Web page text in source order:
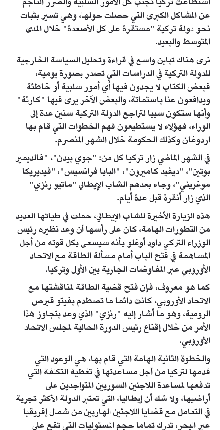
استطاعت تركيا تجنب كل الأمور السلبية والضرر الناجم
عن المشاكل الكبرى التي حصلت حولها، وهي تسير بثبات
نحو دولة تركية "مستقرة على كل الأصعدة" خلال المدى
المتوسط والبعيد.
نرى هناك تباين واسع في قراءة وتحليل السياسة الخارجية
للدولة التركية في الدراسات التي تصدر بصورة يومية،
فبعض الكتاب لا يجدون فيها أي أمور سلبية أو خاطئة
ويدافعون عنا باستماتة، والبعض الآخر يرى فيها "كارثة"
وأنها ستكون سببا لتراجع الدولة التركية سنين عدة إلى
الوراء، فهؤلاء لا يستطيعون فهم الخطوات التي قام بها
اردوغان وكذلك الحكومة خلال الشهر المنصرم.
في الشهر الماضي زار تركيا كل من: "جوي بيدن"، "فالديمير
بوتين"، "ديفيد كاميرون"، "البابا فرانسيس"، "فيديريكا
موغريني"، وجاء بعدهم الشاب الإيطالي "ماتيو رنزي"
الذي زار أنقرة قبل عدة أيام.
هذه الزيارة الأخيرة للشاب الإيطالي، حملت في طياتها العديد
من التطورات الهامة، كان على رأسها أن وعد نظيره رئيس
الوزراء التركي داود أوغلو بأنه سيسعى بكل قوته من أجل
المساهمة في فتح الباب أمام مسألة الطاقة مع الاتحاد
الأوروبي عبر المفاوضات الجارية بين الأول وتركيا.
كما هو معروف، فإن فتح قضية الطاقة لمناقشتها مع
الاتحاد الأوروبي، كانت دائما ما تصطدم بفيتو قبرص
الرومية، وهو ما أشار إليه "رنزي" الذي وعد بتجاوز هذا
الأمر من خلال إقناع رئيس الدورة الحالية لمجلس الاتحاد
الأوروبي.
والخطوة الثانية الهامة التي قام بها، هي الوعود التي
قدمها لتركيا من أجل مساعدتها في تغطية التكلفة التي
تدفعها لمساعدة اللاجئين السوريين المتواجدين على
أراضيها، ولا شك أن إيطاليا، التي تعتبر الدولة الأكثر تجربة
في التعامل مع قضايا اللاجئين الهاربين من شمال إفريقيا
عبر البحر، تدرك تماما حجم المسئوليات التي تقع على